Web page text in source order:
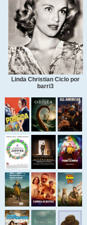
Linda Christian Ciclo por
barri3